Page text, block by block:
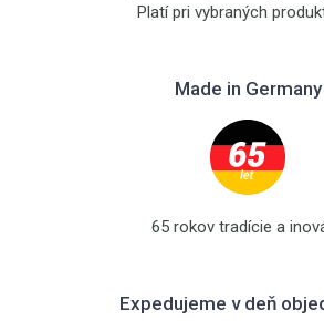
Platí pri vybraných
Made in Germany
65 rokov tradície a
Expedujeme v deň